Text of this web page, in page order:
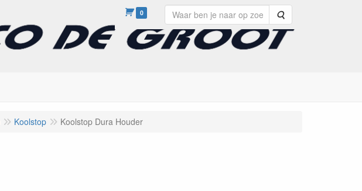
0 Zoeken
Koolstop Koolstop Dura Houder